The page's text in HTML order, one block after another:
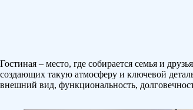
Гостиная – место, где собирается семья и
создающих такую атмосферу и ключевой
внешний вид, функциональность,